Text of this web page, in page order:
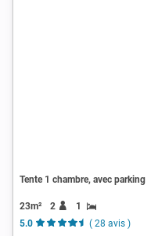
Tente 1 chambre, avec parking
23m² 2
1
5.0
( 28 avis )